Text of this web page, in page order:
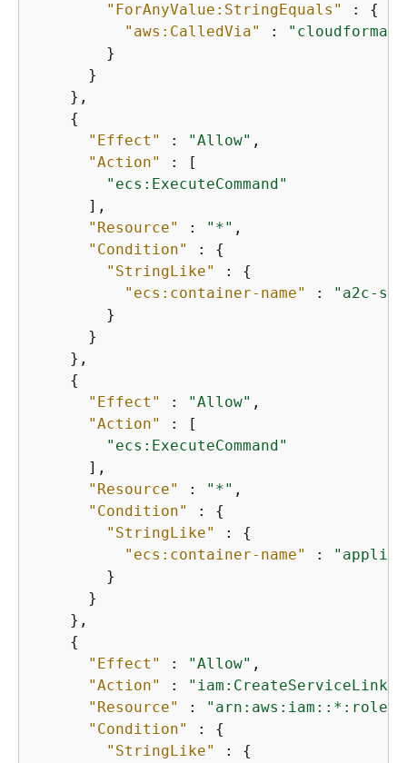
"ForAnyValue:StringEquals"
: {
"aws:CalledVia"
:
        }
      }
    },
{
"Effect"
: "Allow" ,
"Action"
: [
"ecs:ExecuteCommand"
      ],
"Resource"
: "*" ,
"Condition"
: {
"StringLike"
: {
"ecs:container-name"
:
"a2c-
        }
      }
    },
{
"Effect"
: "Allow" ,
"Action"
: [
"ecs:ExecuteCommand"
      ],
"Resource"
: "*" ,
"Condition"
: {
"StringLike"
: {
"ecs:container-name"
:
        }
      }
    },
{
"Effect"
: "Allow" ,
"Action"
:
"Resource"
:
"arn:aws:iam::*:role/
"Condition"
: {
"StringLike"
: {